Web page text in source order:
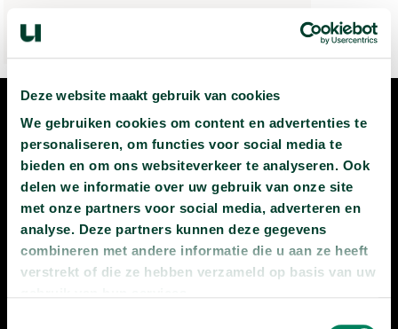
Deze website maakt gebruik van cookies
We gebruiken cookies om content en advertenties te
personaliseren, om functies voor social media te
bieden en om ons websiteverkeer te analyseren. Ook
delen we informatie over uw gebruik van onze site
met onze partners voor social media, adverteren en
analyse. Deze partners kunnen deze gegevens
combineren met andere informatie die u aan ze heeft
verstrekt of die ze hebben verzameld op basis van uw
SCHRIJF JE IN
VOOR DE
NIEUWSBRIEF